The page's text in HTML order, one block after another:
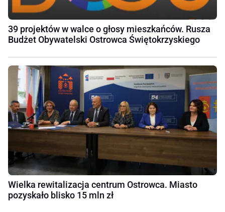
39 projektów w walce o głosy mieszkańców. Rusza
Budżet Obywatelski Ostrowca Świętokrzyskiego
Wielka rewitalizacja centrum Ostrowca. Miasto
pozyskało blisko 15 mln zł